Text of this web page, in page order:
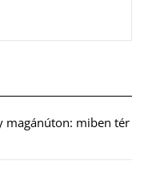
magánúton: miben tér